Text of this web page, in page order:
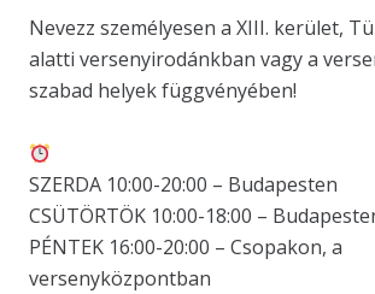
Nevezz személyesen a XIII. kerület,
alatti versenyirodánkban vagy a
szabad helyek függvényében!
SZERDA 10:00-20:00 – Budapesten
CSÜTÖRTÖK 10:00-18:00 –
PÉNTEK 16:00-20:00 – Csopakon, a
versenyközpontban